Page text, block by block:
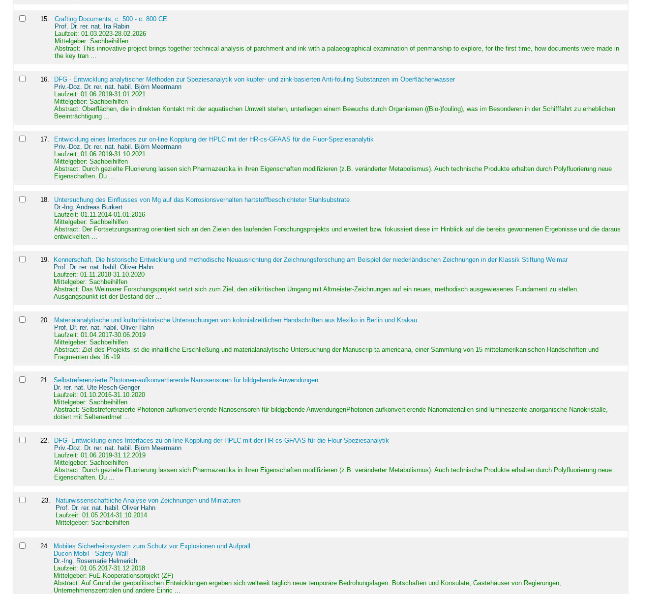
15.
Crafting Documents, c. 500 - c. 800 CE
Prof. Dr. rer. nat. Ira Rabin
Laufzeit: 01.03.2023-28.02.2026
Mittelgeber: Sachbeihilfen
Abstract: This innovative project brings together technical analysis of parchment and ink with a palaeographical examination of penmanship to explore, for the first time, how documents were made in
the key tran ...
16
DFG - Entwicklung analytischer Methoden zur Speziesanalytik von kupfer- und zink-basierten Anti-fouling Substanzen im Oberflächenwasser
Priv.-Doz. Dr. rer. nat. habil. Björn Meermann
Laufzeit: 01.06.2019-31.01.2021
Mittelgeber: Sachbeihilfen
Abstract:Oberflächen, die in direkten Kontakt mit der aquatischen Umwelt stehen, unterliegen einem Bewuchs durch Organismen ((Bio-)fouling), was im Besonderen in der Schifffahrt zu erheblichen
Beeinträchtigung ...
17.
Entwicklung eines Interfaces zur on-line Kopplung der HPLC mit der HR-cs-GFAAS für die Fluor-Speziesanalytik
Priv.-Doz. Dr. rer. nat. habil. Björn Meermann
Laufzeit: 01.06.2019-31.10.2021
Mittelgeber: Sachbeihilfen
Abstract: Durch gezielte Fluorierung lassen sich Pharmazeutika in ihren Eigenschaften modifizieren (z.B. veränderter Metabolismus). Auch technische Produkte erhalten durch Polyfluorierung neue
Eigenschaften. Du ...
18
Untersuchung des Einflusses von Mg auf das Korrosionsverhalten hartstoffbeschichteter Stahlsubstrate
Dr.-Ing. Andreas Burkert
Laufzeit: 01.11.2014-01.01.2016
Mittelgeber: Sachbeihilfen
Abstract: Der Fortsetzungsantrag orientiert sich an den Zielen des laufenden Forschungsprojekts und erweitert bzw. fokussiert diese im Hinblick auf die bereits gewonnenen Ergebnisse und die daraus
entwickelten ...
19.
Kennerschaft. Die historische Entwicklung und methodische Neuausrichtung der Zeichnungsforschung am Beispiel der niederländischen Zeichnungen in der Klassik Stiftung Weimar
Prof. Dr. rer. nat. habil. Oliver Hahn
Laufzeit: 01.11.2018-31.10.2020
Mittelgeber: Sachbeihilfen
Abstract: Das Weimarer Forschungsprojekt setzt sich zum Ziel, den stilkritischen Umgang mit Altmeister-Zeichnungen auf ein neues, methodisch ausgewiesenes Fundament zu stellen.
Ausgangspunkt ist der Bestand der ...
20
Materialanalytische und kulturhistorische Untersuchungen von kolonialzeitlichen Handschriften aus Mexiko in Berlin und Krakau
Prof. Dr. rer. nat. habil. Oliver Hahn
Laufzeit: 01.04.2017-30.06.2019
Mittelgeber: Sachbeihilfen
Abstract: Ziel des Projekts ist die inhaltliche Erschließung und materialanalytische Untersuchung der Manuscrip-ta americana, einer Sammlung von 15 mittelamerikanischen Handschriften und
Fragmenten des 16.-19. ...
21.
Selbstreferenzierte Photonen-aufkonvertierende Nanosensoren für bildgebende Anwendungen
Dr. rer. nat. Ute Resch-Genger
Laufzeit: 01.10.2016-31.10.2020
Mittelgeber: Sachbeihilfen
Abstract:Selbstreferenzierte Photonen-aufkonvertierende Nanosensoren für bildgebende AnwendungenPhotonen-aufkonvertierende Nanomaterialien sind lumineszente anorganische Nanokristalle,
dotiert mit Seltenerdmet ...
22
DFG- Entwicklung eines Interfaces zu on-line Kopplung der HPLC mit der HR-cs-GFAAS für die Flour-Speziesanalytik
Priv.-Doz. Dr. rer. nat. habil. Björn Meermann
Laufzeit: 01.06.2019-31.12.2019
Mittelgeber: Sachbeihilfen
Abstract: Durch gezielte Fluorierung lassen sich Pharmazeutika in ihren Eigenschaften modifizieren (z.B. veränderter Metabolismus). Auch technische Produkte erhalten durch Polyfluorierung neue
Eigenschaften. Du ...
23.
Naturwissenschaftliche Analyse von Zeichnungen und Miniaturen
Prof. Dr. rer. nat. habil. Oliver Hahn
Laufzeit: 01.05.2014-31.10.2014
Mittelgeber: Sachbeihilfen
24.
Mobiles Sicherheitssystem zum Schutz vor Explosionen und Aufprall
Ducon Mobil - Safety Wall
Dr.-Ing. Rosemarie Helmerich
Laufzeit: 01.05.2017-31.12.2018
Mittelgeber: FuE-Kooperationsprojekt (ZF)
Abstract:Auf Grund der geopolitischen Entwicklungen ergeben sich weltweit täglich neue temporäre Bedrohungslagen. Botschaften und Konsulate, Gästehäuser von Regierungen,
Unternehmenszentralen und andere Einric ...